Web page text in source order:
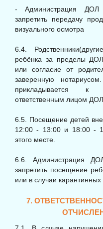
- Администрация ДОЛ
запретить передачу
визуального осмотра
6.4.
ребёнка за пределы
или согласие от
заверенную
прикладывается к
ответственным лицом ДОЛ
6.5. Посещение детей
12:00 - 13:00 и 18:00 -
этого месте.
6.6. Администрация
запретить посещение
или в случаи
7.